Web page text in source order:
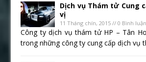
Dịch vụ Thám tử Cung
vị
11 Tháng chín, 2015 // 0 Bình luận
Công ty dịch vụ thám tử HP – Tân
trong những công ty cung cấp dịch vụ